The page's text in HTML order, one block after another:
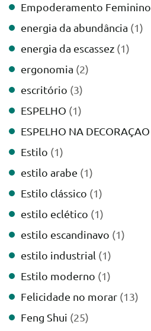
Empoderamento Feminino
energia da abundância (1)
energia da escassez (1)
ergonomia (2)
escritório (3)
ESPELHO (1)
ESPELHO NA DECORAÇAO
Estilo (1)
estilo arabe (1)
Estilo clássico (1)
estilo eclético (1)
estilo escandinavo (1)
estilo industrial (1)
Estilo moderno (1)
Felicidade no morar (13)
Feng Shui (25)